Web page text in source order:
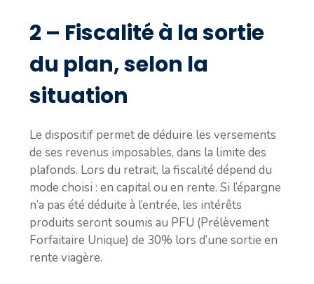
2 – Fiscalité à la sortie
du plan, selon la
situation
Le dispositif permet de déduire les versements
de ses revenus imposables, dans la limite des
plafonds. Lors du retrait, la fiscalité dépend du
mode choisi : en capital ou en rente. Si l’épargne
n’a pas été déduite à l’entrée, les intérêts
produits seront soumis au PFU (Prélèvement
Forfaitaire Unique) de 30% lors d’une sortie en
rente viagère.